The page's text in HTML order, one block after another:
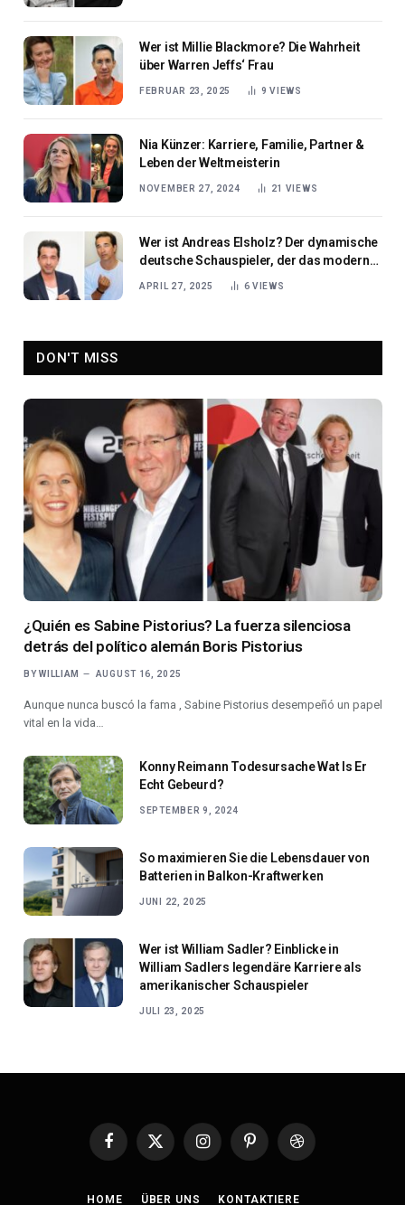
Wer ist Millie Blackmore? Die Wahrheit
über Warren Jeffs‘ Frau
FEBRUAR 23, 2025 9VIEWS
Nia Künzer: Karriere, Familie, Partner &
Leben der Weltmeisterin
NOVEMBER 27, 2024 21 VIEWS
Wer ist Andreas Elsholz? Der dynamische
deutsche Schauspieler, der das moderne
Kino aufwertet
APRIL 27, 2025 6 VIEWS
DON'T MISS
¿Quién es Sabine Pistorius? La fuerza silenciosa
detrás del político alemán Boris Pistorius
BY WILLIAM AUGUST 16, 2025
Aunque nunca buscó la fama , Sabine Pistorius desempeñó un papel
vital en la vida…
Konny Reimann Todesursache Wat Is Er
Echt Gebeurd?
SEPTEMBER 9, 2024
So maximieren Sie die Lebensdauer von
Batterien in Balkon-Kraftwerken
JUNI 22, 2025
Wer ist William Sadler? Einblicke in
William Sadlers legendäre Karriere als
amerikanischer Schauspieler
JULI 23, 2025
Facebook
X
InstagramPinterestDribbble
HOME ÜBER UNS KONTAKTIERE